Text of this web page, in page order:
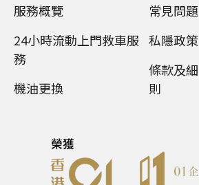
服務概覽
24小時流動上門救車服
務
機油更換
常見問題
私隱政策
條款及細
則